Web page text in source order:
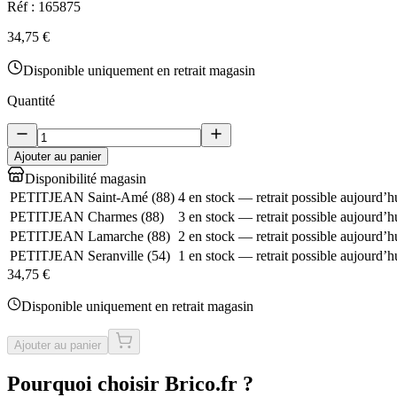
Réf : 165875
34,75 €
Disponible uniquement en retrait magasin
Quantité
Ajouter au panier
Disponibilité magasin
PETITJEAN Saint-Amé (88) 4 en stock — retrait possible
PETITJEAN Charmes (88)
3 en stock — retrait possible
PETITJEAN Lamarche (88) 2 en stock — retrait possible
PETITJEAN Seranville (54) 1 en stock — retrait possible
34,75 €
Disponible uniquement en retrait magasin
Ajouter au panier
Pourquoi choisir Brico.fr ?